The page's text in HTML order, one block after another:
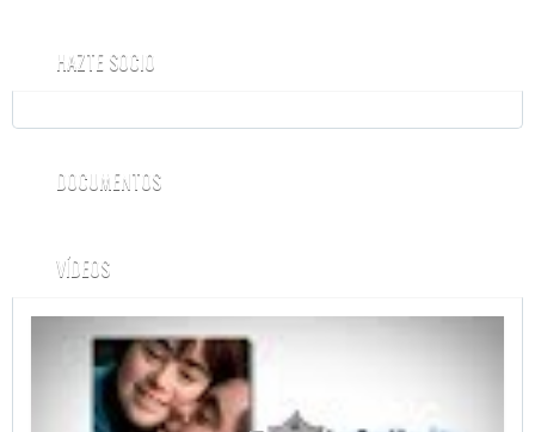
HAZTE SOCIO
DOCUMENTOS
VÍDEOS